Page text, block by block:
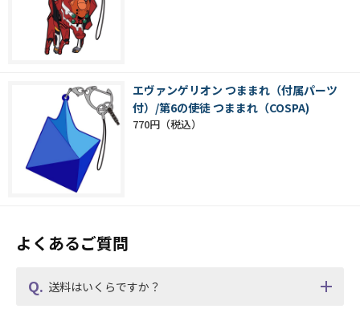
エヴァンゲリオン つままれ（付属パーツ
付）/第6の使徒 つままれ（COSPA)
770円
よくあるご質問
送料はいくらですか？